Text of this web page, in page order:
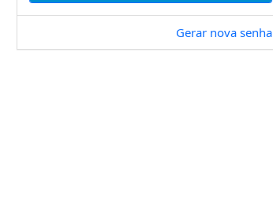
Gerar nova senha